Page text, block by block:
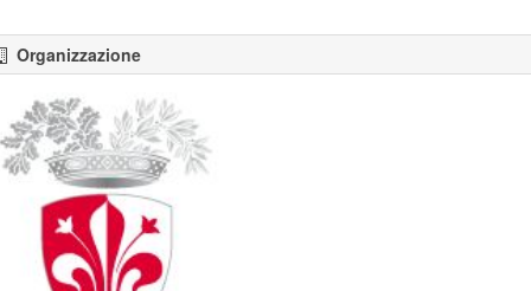
Organizzazione